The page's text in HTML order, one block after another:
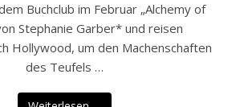
Buchclub im Februar „Alchemy of
Stephanie Garber* und reisen
Hollywood, um den Machenschaften
des Teufels …